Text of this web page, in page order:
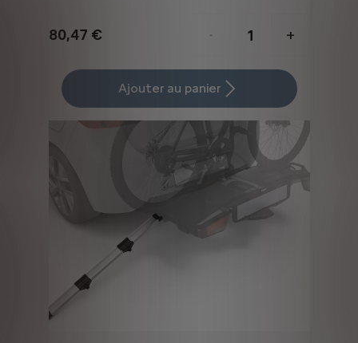
80,47 €
Price
80,47
€
-
+
Quantity
updated
1
Ajouter au panier